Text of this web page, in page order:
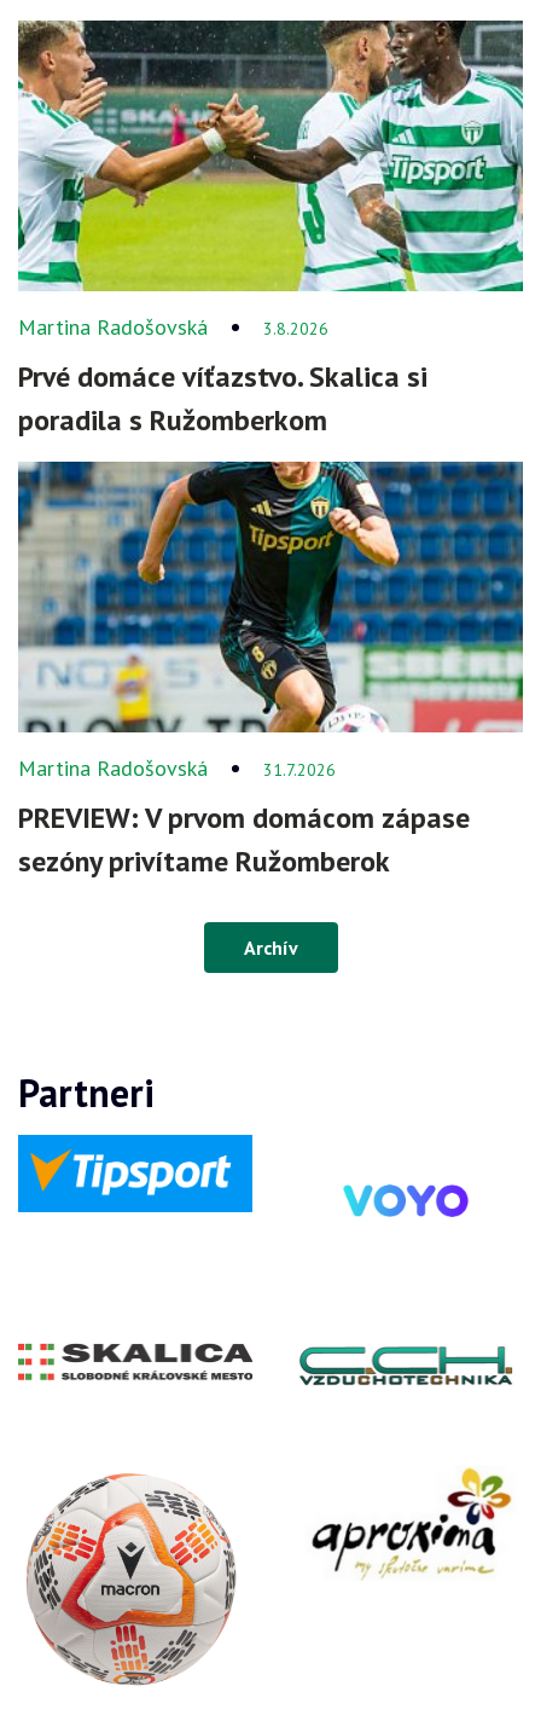
Martina Radošovská 3.8.2026
Prvé domáce víťazstvo. Skalica si
poradila s Ružomberkom
Martina Radošovská 31.7.2026
PREVIEW: V prvom domácom zápase
sezóny privítame Ružomberok
Archív
Partneri